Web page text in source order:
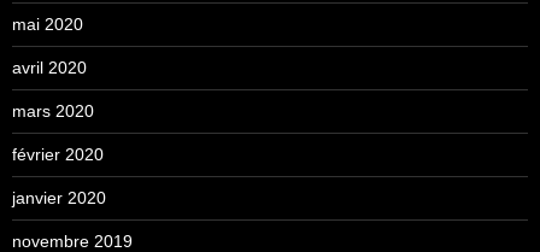
mai 2020
avril 2020
mars 2020
février 2020
janvier 2020
novembre 2019